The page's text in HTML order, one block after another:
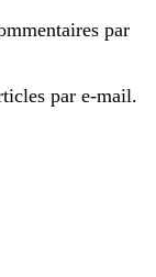
par
par e-mail.